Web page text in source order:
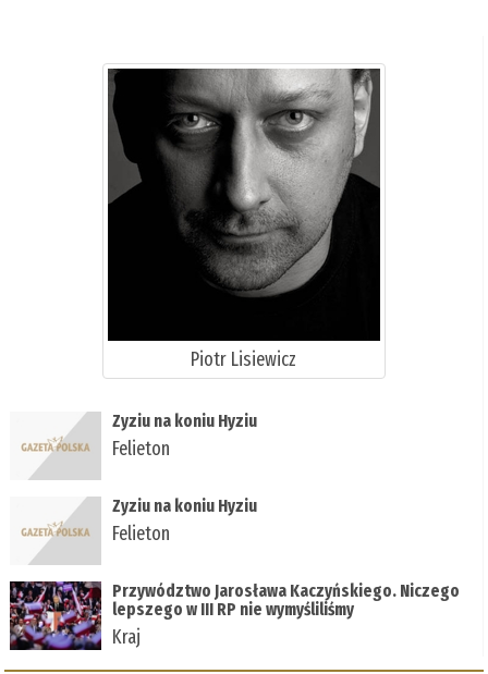
Piotr Lisiewicz
Zyziu na koniu Hyziu
Felieton
Zyziu na koniu Hyziu
Felieton
Przywództwo Jarosława Kaczyńskiego. Niczego
lepszego w III RP nie wymyśliliśmy
Kraj